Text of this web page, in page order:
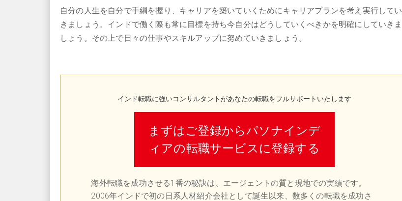
自分の人生を自分で手綱を握り、キャリアを築いていくためにキャリアプランを考え実行してい
きましょう。インドで働く際も常に目標を持ち今自分はどうしていくべきかを明確にしていきま
しょう。その上で日々の仕事やスキルアップに努めていきましょう。
インド転職に強いコンサルタントがあなたの転職をフルサポートいたします
まずはご登録からパソナインデ
ィアの転職サービスに登録する
海外転職を成功させる1番の秘訣は、エージェントの質と現地での実績です。
2006年インドで初の日系人材紹介会社として誕生以来、数多くの転職を成功さ